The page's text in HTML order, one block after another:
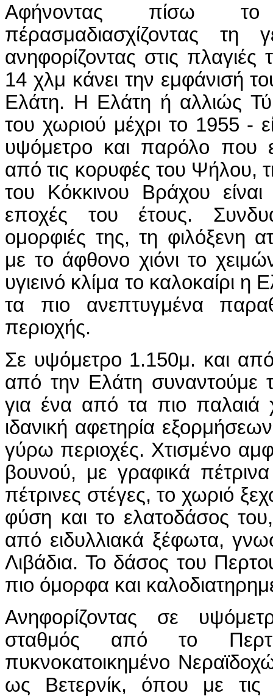
Αφήνοντας πίσω το
πέρασμαδιασχίζοντας τη
ανηφορίζοντας στις
14 χλμ κάνει την εμφάνισή
Ελάτη. Η Ελάτη ή αλλιώς
του χωριού μέχρι το 1955 -
υψόμετρο και παρόλο που
από τις κορυφές του Ψήλου,
του Κόκκινου Βράχου
εποχές του έτους.
ομορφιές της, τη φιλόξενη
με το άφθονο χιόνι το
υγιεινό κλίμα το καλοκαίρι
τα πιο ανεπτυγμένα
περιοχής.
Σε υψόμετρο 1.150μ. και
από την Ελάτη συναντούμε
για ένα από τα πιο παλαιά
ιδανική αφετηρία
γύρω περιοχές. Χτισμένο
βουνού, με γραφικά
πέτρινες στέγες, το χωριό
φύση και το ελατοδάσος
από ειδυλλιακά ξέφωτα,
Λιβάδια. Το δάσος του
πιο όμορφα και
Ανηφορίζοντας σε
σταθμός από το
πυκνοκατοικημένο
ως Βετερνίκ, όπου με τις